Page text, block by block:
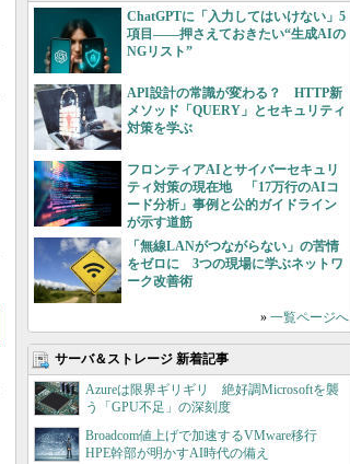
ChatGPTに「入力してはいけない」5
項目――押さえておきたい“生成AIの
NGリスト”
API設計の常識が変わる？ HTTP新
メソッド「QUERY」とセキュリティ
対策を学ぶ
フロンティアAIとサイバーセキュリ
ティ対策の現在地 「17万行のAIコ
ード分析」事例と公的ガイドライン
が示す道筋
「無線LANがつながらない」の苦情
をゼロに 3つの現場に学ぶネットワ
ーク改善術
» 一覧ページへ
サーバ＆ストレージ 新着記事
Azureは限界ギリギリ 絶好調Microsoftを襲
う「GPU不足」の深刻度
Broadcom値上げで加速するVMware移行
HPE幹部が明かすAI時代の備え